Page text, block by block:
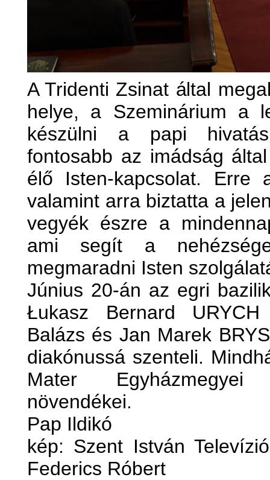
A Tridenti Zsinat által
helye, a Szeminárium a
készülni a papi
fontosabb az imádság
élő Isten-kapcsolat. Erre
valamint arra biztatta a
vegyék észre a
ami segít a
megmaradni Isten
Június 20-án az egri
Łukasz Bernard
Balázs és Jan Marek
diakónussá szenteli.
Mater Egyházmegyei
növendékei.
Pap Ildikó
kép: Szent István
Federics Róbert